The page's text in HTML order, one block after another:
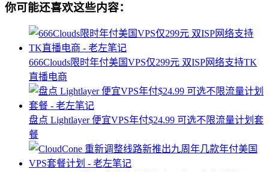
你可能还喜欢这些内容：
666Clouds限时年付美国VPS仅299元 双ISP网络支持TK
直播电商
盘点 Lightlayer 便宜VPS年付$24.99 可选不限流量计划套
餐